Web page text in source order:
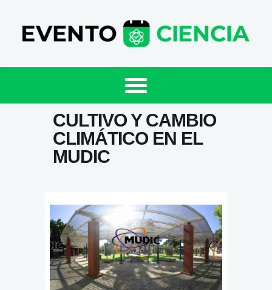
CULTIVO Y CAMBIO
CLIMÁTICO EN EL
MUDIC